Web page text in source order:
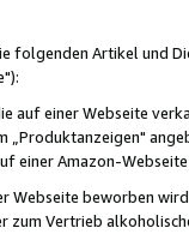
folgenden Artikel und
auf einer Webseite
„Produktanzeigen"
einer Amazon-
Webseite beworben
Vertrieb